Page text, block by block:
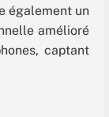
également un
amélioré
captant